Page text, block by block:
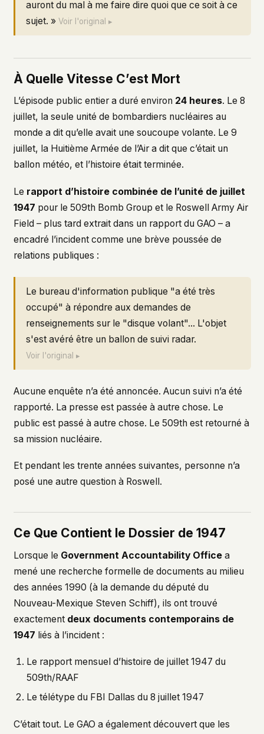
auront du mal à me faire dire quoi que ce soit à ce
sujet. »Voir l'original ▸
À Quelle Vitesse C’est Mort
L’épisode public entier a duré environ 24 heures. Le 8
juillet, la seule unité de bombardiers nucléaires au
monde a dit qu’elle avait une soucoupe volante. Le 9
juillet, la Huitième Armée de l’Air a dit que c’était un
ballon météo, et l’histoire était terminée.
Le rapport d’histoire combinée de l’unité de juillet
1947 pour le 509th Bomb Group et le Roswell Army Air
Field – plus tard extrait dans un rapport du GAO – a
encadré l’incident comme une brève poussée de
relations publiques :
Le bureau d'information publique "a été très
occupé" à répondre aux demandes de
renseignements sur le "disque volant"... L'objet
s'est avéré être un ballon de suivi radar.
Voir l'original ▸
Aucune enquête n’a été annoncée. Aucun suivi n’a été
rapporté. La presse est passée à autre chose. Le
public est passé à autre chose. Le 509th est retourné à
sa mission nucléaire.
Et pendant les trente années suivantes, personne n’a
posé une autre question à Roswell.
Ce Que Contient le Dossier de 1947
Lorsque le Government Accountability Officea
mené une recherche formelle de documents au milieu
des années 1990 (à la demande du député du
Nouveau-Mexique Steven Schiff), ils ont trouvé
exactement deux documents contemporains de
1947 liés à l’incident :
Le rapport mensuel d’histoire de juillet 1947 du
509th/RAAF
Le télétype du FBI Dallas du 8 juillet 1947
C’était tout. Le GAO a également découvert que les